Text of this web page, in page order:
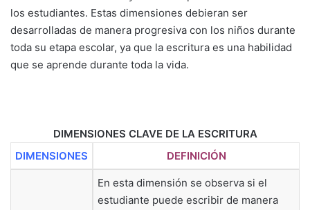
los estudiantes. Estas dimensiones debieran ser
desarrolladas de manera progresiva con los niños durante
toda su etapa escolar, ya que la escritura es una habilidad
que se aprende durante toda la vida.
DIMENSIONES CLAVE DE LA ESCRITURA
DIMENSIONES
DEFINICIÓN
En esta dimensión se observa si el
estudiante puede escribir de manera